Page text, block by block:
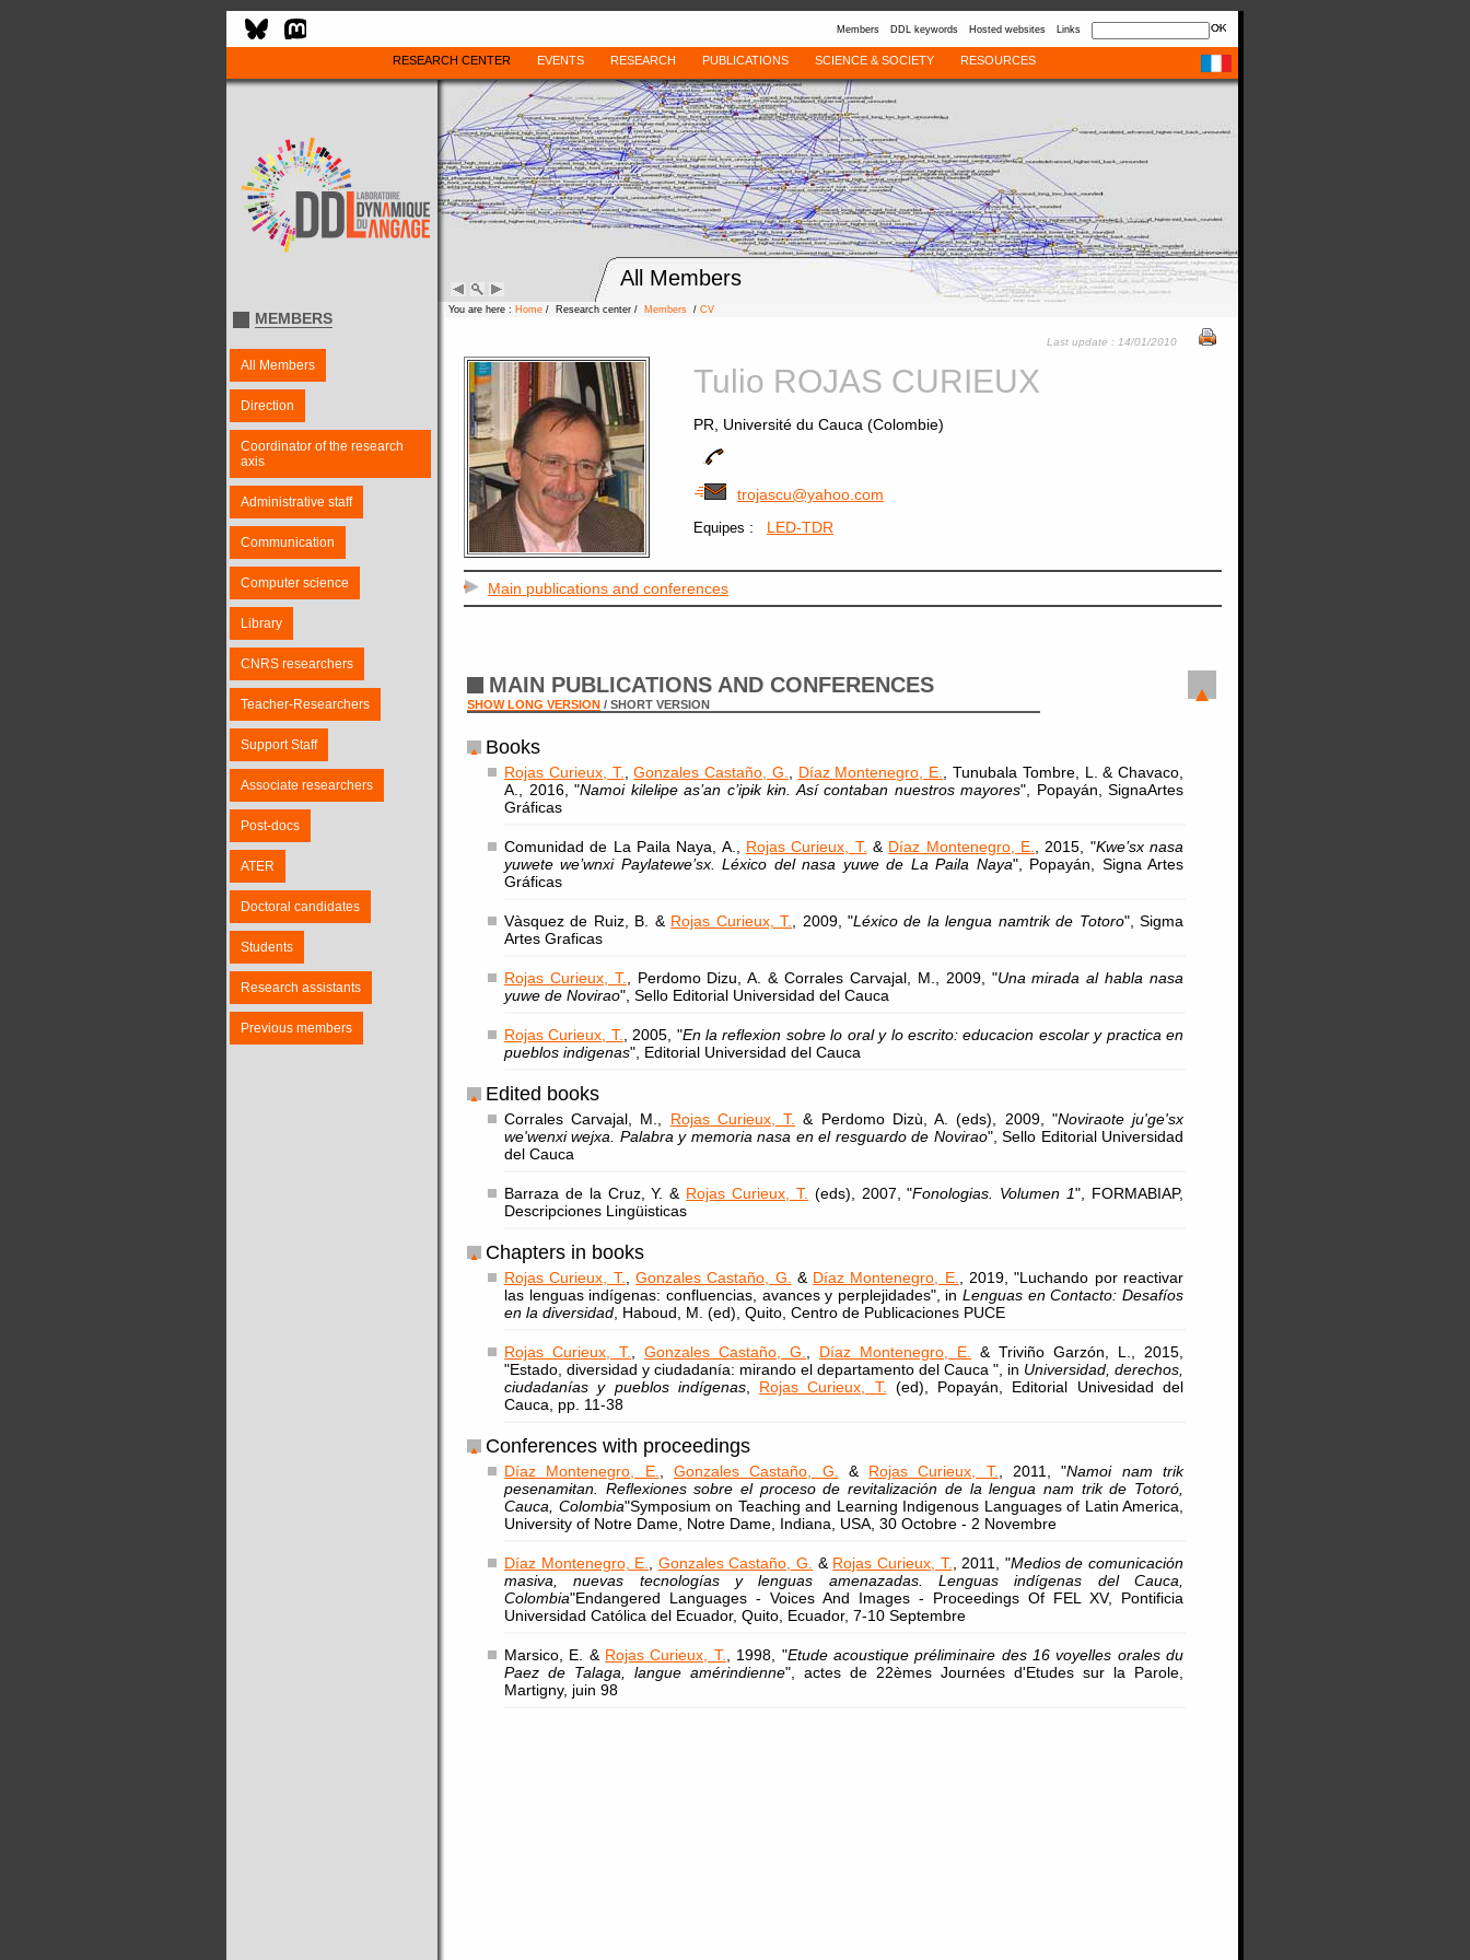
Members DDL keywords Hosted websites Links
RESEARCH CENTER EVENTS RESEARCH PUBLICATIONS SCIENCE & SOCIETY RESOURCES
All Members
MEMBERS
All Members
Direction
Coordinator of the research
axis
Administrative staff
Communication
Computer science
Library
CNRS researchers
Teacher-Researchers
Support Staff
Associate researchers
Post-docs
ATER
Doctoral candidates
Students
Research assistants
Previous members
You are here : Home / Research center / Members / CV
Last update : 14/01/2010
Tulio ROJAS CURIEUX
PR, Université du Cauca (Colombie)
trojascu@yahoo.com
Equipes : LED-TDR
Main publications and conferences
MAIN PUBLICATIONS AND CONFERENCES
SHOW LONG VERSION / SHORT VERSION
Books
Rojas Curieux, T. ,Gonzales Castaño, G. Díaz Montenegro, E.
, Tunubala Tombre, L. & Chavaco,
A., 2016, "Namoi kilelɨpe as’an c’ipɨk kɨn. Así contaban nuestros mayores", Popayán, SignaArtes
Gráficas
Comunidad de La Paila Naya, A., Rojas Curieux, T. & Díaz Montenegro, E. , 2015, "Kwe’sx nasa
yuwete we’wnxi Paylatewe’sx. Léxico del nasa yuwe de La Paila Naya", Popayán, Signa Artes
Gráficas
Vàsquez de Ruiz, B. & Rojas Curieux, T. , 2009, "Léxico de la lengua namtrik de Totoro", Sigma
Artes Graficas
Rojas Curieux, T. , Perdomo Dizu, A. & Corrales Carvajal, M., 2009, "Una mirada al habla nasa
yuwe de Novirao", Sello Editorial Universidad del Cauca
Rojas Curieux, T. , 2005, "En la reflexion sobre lo oral y lo escrito: educacion escolar y practica en
pueblos indigenas", Editorial Universidad del Cauca
Edited books
Corrales Carvajal, M., Rojas Curieux, T. & Perdomo Dizù, A. (eds), 2009, "Noviraote ju'ge'sx
we'wenxi wejxa. Palabra y memoria nasa en el resguardo de Novirao", Sello Editorial Universidad
del Cauca
Barraza de la Cruz, Y. & Rojas Curieux, T. (eds), 2007, "Fonologias. Volumen 1", FORMABIAP,
Descripciones Lingüisticas
Chapters in books
Rojas Curieux, T. Gonzales Castaño, G. & Díaz Montenegro, E.
, 2019, "Luchando por reactivar
las lenguas indígenas: confluencias, avances y perplejidades", inLenguas en Contacto: Desafíos
en la diversidad , Haboud, M. (ed), Quito, Centro de Publicaciones PUCE
Rojas Curieux, T. Gonzales Castaño, G. Díaz Montenegro, E.
& Triviño Garzón, L., 2015,
"Estado, diversidad y ciudadanía: mirando el departamento del Cauca ", in Universidad, derechos,
ciudadanías y pueblos indígenas, Rojas Curieux, T.
(ed), Popayán, Editorial Univesidad del
Cauca, pp. 11-38
Conferences with proceedings
Díaz Montenegro, E. Gonzales Castaño, G. & Rojas Curieux, T. , 2011, "Namoi nam trik
pesenamɨtan. Reflexiones sobre el proceso de revitalización de la lengua nam trik de Totoró,
Cauca, Colombia"Symposium on Teaching and Learning Indigenous Languages of Latin America,
University of Notre Dame, Notre Dame, Indiana, USA, 30 Octobre - 2 Novembre
Díaz Montenegro, E. Gonzales Castaño, G. & Rojas Curieux, T. , 2011, "Medios de comunicación
masiva, nuevas tecnologías y lenguas amenazadas. Lenguas indígenas del Cauca,
Colombia"Endangered Languages - Voices And Images - Proceedings Of FEL XV, Pontificia
Universidad Católica del Ecuador, Quito, Ecuador, 7-10 Septembre
Marsico, E. & Rojas Curieux, T. , 1998, "Etude acoustique préliminaire des 16 voyelles orales du
Paez de Talaga, langue amérindienne", actes de 22èmes Journées d'Etudes sur la Parole,
Martigny, juin 98